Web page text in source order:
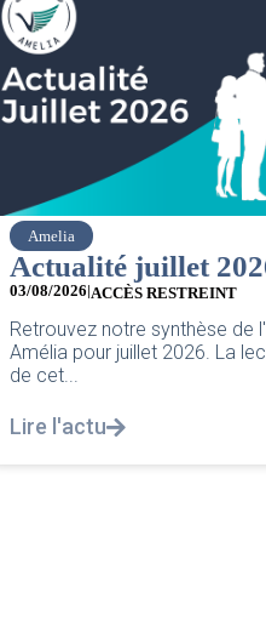
Amelia
Actualité juillet
03/08/2026|ACCÈS RESTREINT
Retrouvez notre synthèse de
Amélia pour juillet 2026. La
de cet...
Lire l'actu